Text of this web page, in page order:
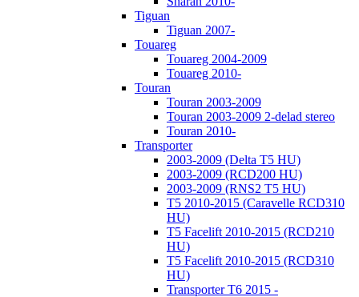
Tiguan
Tiguan 2007-
Touareg
Touareg 2004-2009
Touareg 2010-
Touran
Touran 2003-2009
Touran 2003-2009 2-delad stereo
Touran 2010-
Transporter
2003-2009 (Delta T5 HU)
2003-2009 (RCD200 HU)
2003-2009 (RNS2 T5 HU)
T5 2010-2015 (Caravelle RCD310
HU)
T5 Facelift 2010-2015 (RCD210
HU)
T5 Facelift 2010-2015 (RCD310
HU)
Transporter T6 2015 -